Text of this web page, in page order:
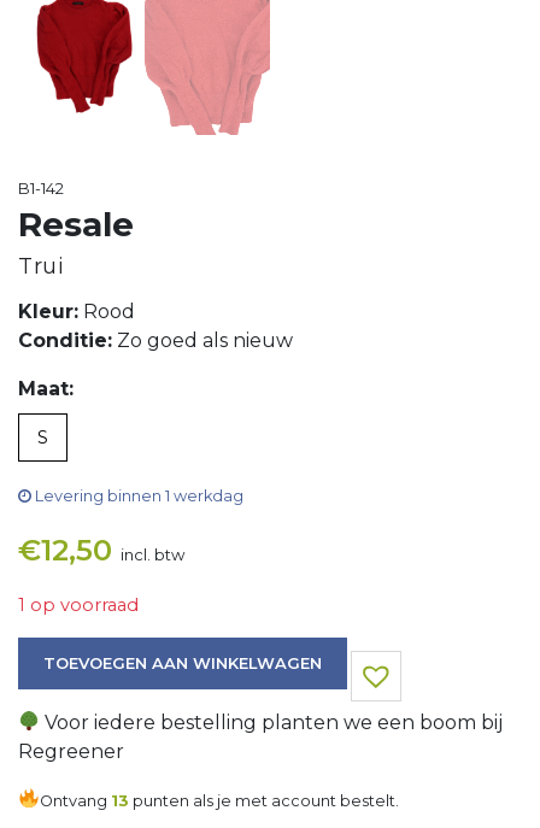
B1-142
Resale
Trui
Kleur: Rood
Conditie: Zo goed als nieuw
Maat:
S
Levering binnen 1 werkdag
€12,50 incl. btw
1 op voorraad
TOEVOEGEN AAN WINKELWAGEN
Voor iedere bestelling planten we een boom bij
Regreener
Ontvang 13 punten als je met account bestelt.